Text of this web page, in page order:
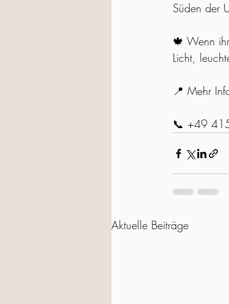
Süden der
🍁 Wenn
Licht,
📍 Mehr
📞 +49
Aktuelle Beiträge